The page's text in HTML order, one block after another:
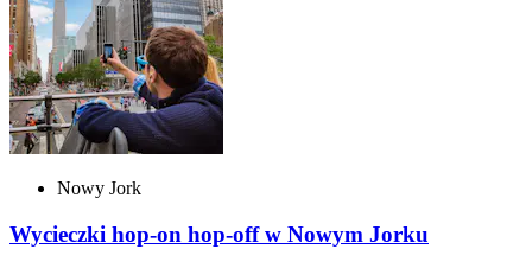
Nowy Jork
Wycieczki hop-on hop-off w Nowym Jorku